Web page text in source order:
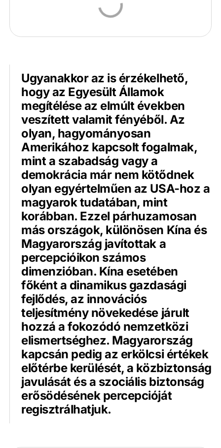
Ugyanakkor az is érzékelhető,
hogy az Egyesült Államok
megítélése az elmúlt években
veszített valamit fényéből. Az
olyan, hagyományosan
Amerikához kapcsolt fogalmak,
mint a szabadság vagy a
demokrácia már nem kötődnek
olyan egyértelműen az USA-hoz a
magyarok tudatában, mint
korábban. Ezzel párhuzamosan
más országok, különösen Kína és
Magyarország javítottak a
percepcióikon számos
dimenzióban. Kína esetében
főként a dinamikus gazdasági
fejlődés, az innovációs
teljesítmény növekedése járult
hozzá a fokozódó nemzetközi
elismertséghez. Magyarország
kapcsán pedig az erkölcsi értékek
előtérbe kerülését, a közbiztonság
javulását és a szociális biztonság
erősödésének percepcióját
regisztrálhatjuk.